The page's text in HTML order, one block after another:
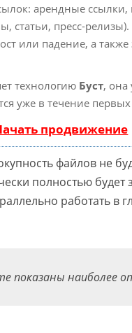
арендные
статьи, пресс-релизы).
или падение, а
технологию Буст, она
уже в течение
продвижение
файлов не
полностью будет
работать в
показаны наиболее